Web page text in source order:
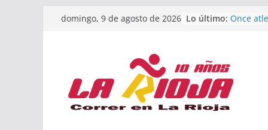
Saltardomingo, 9 de agosto de 2026 Lo último: Once
Un
de
riojana
El
Rioja